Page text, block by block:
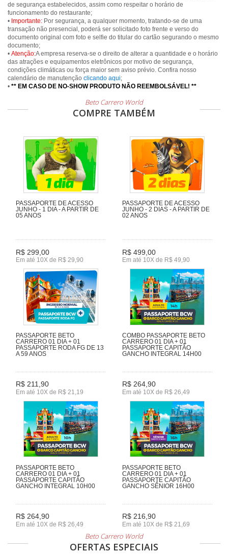
de segurança estabelecidos, assim como respeitar o horário de
funcionamento do restaurante;
• Importante: Por segurança, a qualquer momento, tratando-se de uma
transação não presencial, poderá ser solicitado foto frente e verso do
documento original com foto e selfie do titular do cartão segurando o mesmo
documento;
• Atenção:A empresa reserva-se o direito de alterar a quantidade e o horário
das atrações e equipamentos eletrônicos por motivo de segurança,
condições climáticas ou força maior sem aviso prévio. Confira nosso
calendário de manutenção clicando aqui;
• ** EM CASO DE NO-SHOW PRODUTO NÃO REEMBOLSÁVEL! **
Beto Carrero World
COMPRE TAMBÉM
PASSAPORTE DE ACESSO
JUNHO - 1 DIA - A PARTIR DE
05 ANOS
R$ 299,00
Em até 10X de R$ 29,90
PASSAPORTE DE ACESSO
JUNHO - 2 DIAS - A PARTIR DE
02 ANOS
R$ 499,00
Em até 10X de R$ 49,90
PASSAPORTE BETO
CARRERO 01 DIA + 01
PASSAPORTE RODA FG DE 13
A 59 ANOS
R$ 211,90
Em até 10X de R$ 21,19
COMBO PASSAPORTE BETO
CARRERO 01 DIA + 01
PASSAPORTE CAPITÃO
GANCHO INTEGRAL 14H00
R$ 264,90
Em até 10X de R$ 26,49
PASSAPORTE BETO
CARRERO 01 DIA + 01
PASSAPORTE CAPITÃO
GANCHO INTEGRAL 10H00
R$ 264,90
Em até 10X de R$ 26,49
PASSAPORTE BETO
CARRERO 01 DIA + 01
PASSAPORTE CAPITÃO
GANCHO SÊNIOR 16H00
R$ 216,90
Em até 10X de R$ 21,69
Beto Carrero World
OFERTAS ESPECIAIS